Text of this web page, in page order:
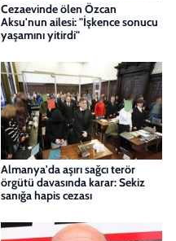
Cezaevinde ölen Özcan
Aksu'nun ailesi: "İşkence sonucu
yaşamını yitirdi"
Almanya'da aşırı sağcı terör
örgütü davasında karar: Sekiz
sanığa hapis cezası